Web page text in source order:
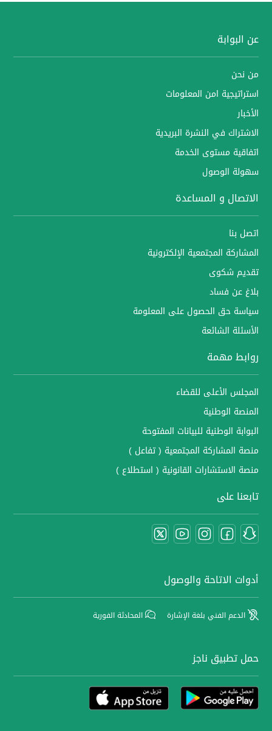
عن البوابة
من نحن
استراتيجية امن المعلومات
الأخبار
الاشتراك في النشرة البريدية
اتفاقية مستوى الخدمة
سهولة الوصول
الاتصال و المساعدة
اتصل بنا
المشاركة المجتمعية الإلكترونية
تقديم شكوى
بلاغ عن فساد
سياسة حق الحصول على المعلومة
الأسئلة الشائعة
روابط مهمة
المجلس الأعلى للقضاء
المنصة الوطنية
البوابة الوطنية للبيانات المفتوحة
منصة المشاركة المجتمعية ( تفاعل )
منصة الاستشارات القانونية ( استطلاع )
تابعنا على
أدوات الاتاحة والوصول
الدعم الفني بلغة الإشارة المحادثة الفورية
حمل تطبيق ناجز